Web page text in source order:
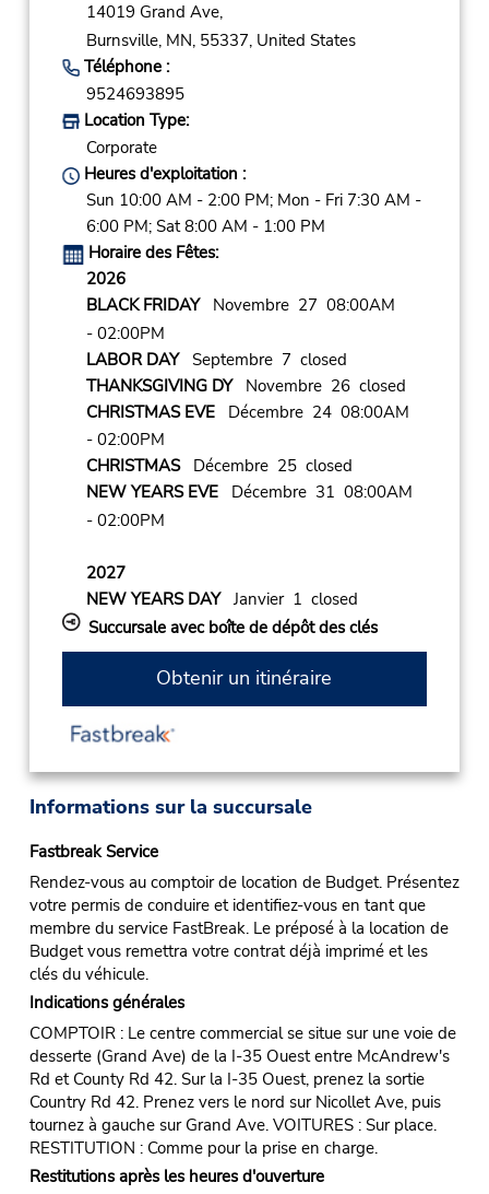
14019 Grand Ave,
Burnsville, MN, 55337, United States
Téléphone :
9524693895
Location Type:
Corporate
Heures d'exploitation :
Sun 10:00 AM - 2:00 PM; Mon - Fri 7:30 AM -
6:00 PM; Sat 8:00 AM - 1:00 PM
Horaire des Fêtes:
2026
BLACK FRIDAYNovembre 27 08:00AM
- 02:00PM
LABOR DAYSeptembre 7 closed
THANKSGIVING DYNovembre 26 closed
CHRISTMAS EVEDécembre 24 08:00AM
- 02:00PM
CHRISTMASDécembre 25 closed
NEW YEARS EVEDécembre 31 08:00AM
- 02:00PM
2027
NEW YEARS DAYJanvier 1 closed
Succursale avec boîte de dépôt des clés
Obtenir un itinéraire
Informations sur la succursale
Fastbreak Service
Rendez-vous au comptoir de location de Budget. Présentez
votre permis de conduire et identifiez-vous en tant que
membre du service FastBreak. Le préposé à la location de
Budget vous remettra votre contrat déjà imprimé et les
clés du véhicule.
Indications générales
COMPTOIR : Le centre commercial se situe sur une voie de
desserte (Grand Ave) de la I-35 Ouest entre McAndrew's
Rd et County Rd 42. Sur la I-35 Ouest, prenez la sortie
Country Rd 42. Prenez vers le nord sur Nicollet Ave, puis
tournez à gauche sur Grand Ave. VOITURES : Sur place.
RESTITUTION : Comme pour la prise en charge.
Restitutions après les heures d'ouverture